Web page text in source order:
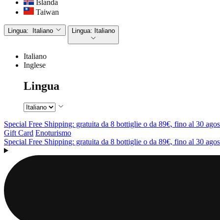
Islanda
Taiwan
Lingua: Italiano Lingua: Italiano
Italiano
Inglese
Lingua
Special Free Shipping: gratuita da 8 bottiglie o da 89€, fino al 30
Gift Card Enoturismo
Special Free Shipping: gratuita da 8 bottiglie o da 89€, fino al 30